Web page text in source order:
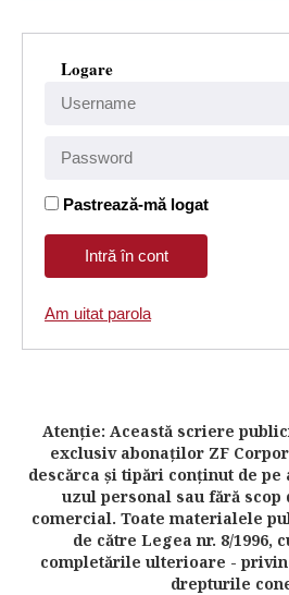
Logare
Pastrează-mă logat
Am uitat parola
Atenţie: Această scriere
exclusiv abonaţilor ZF
descărca şi tipări conţinut de
uzul personal sau fără
comercial. Toate materialele
de către Legea nr. 8/1996,
completările ulterioare -
drepturile